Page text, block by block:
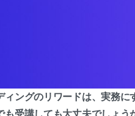
ィングのリワードは、実務